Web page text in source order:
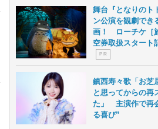
舞台『となりのト
ン公演を観劇でき
画！ ローチケ［
空券取扱スタート
P R
鎮西寿々歌「お芝
と思ってからの再
た」 主演作で再
る喜び”